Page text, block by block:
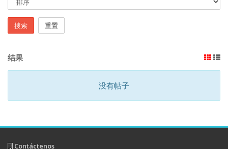
搜索 重置
结果
没有帖子
Contáctenos